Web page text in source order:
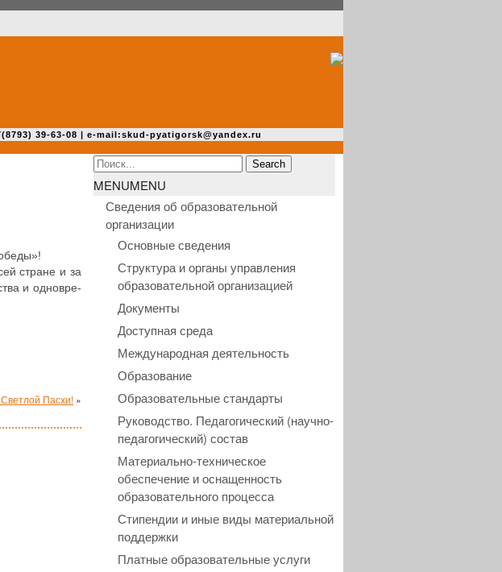
39-63-08 | e-mail:skud-pyatigorsk@yandex.ru
стране и за
и одно­вре­
Пасхи! »
Search
for:
MENUMENU
Сведения об образовательной
организации
Основные сведения
Структура и органы управления
образовательной организацией
Документы
Доступная среда
Международная деятельность
Образование
Образовательные стандарты
Руководство. Педагогический (научно-
педагогический) состав
Материально-техническое
обеспечение и оснащенность
образовательного процесса
Стипендии и иные виды материальной
поддержки
Платные образовательные услуги